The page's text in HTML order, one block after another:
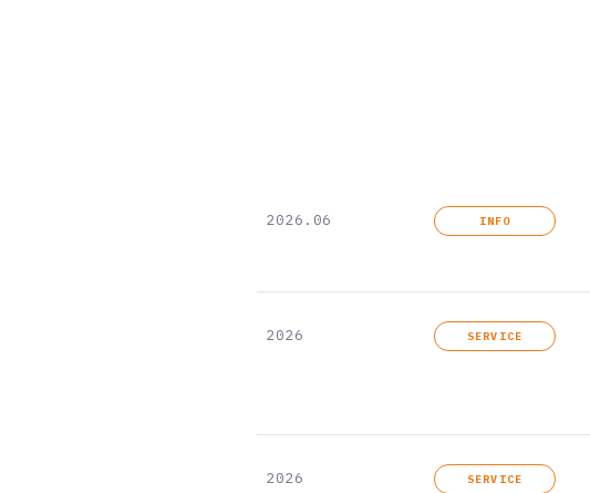
2026.06 INFO
2026 SERVICE
2026 SERVICE